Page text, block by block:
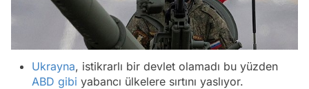
Ukrayna, istikrarlı bir devlet olamadı bu yüzden
ABD gibi yabancı ülkelere sırtını yaslıyor.